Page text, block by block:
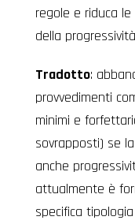
regole e riduca
della
Tradotto:
provvedimenti
minimi e
sovrapposti) se
anche
attualmente è
specifica